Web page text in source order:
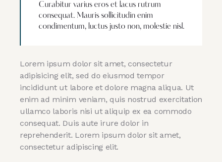
Curabitur varius eros et lacus rutrum
consequat. Mauris sollicitudin enim
condimentum, luctus justo non, molestie nisl.
Lorem ipsum dolor sit amet, consectetur
adipisicing elit, sed do eiusmod tempor
incididunt ut labore et dolore magna aliqua. Ut
enim ad minim veniam, quis nostrud exercitation
ullamco laboris nisi ut aliquip ex ea commodo
consequat. Duis aute irure dolor in
reprehenderit. Lorem ipsum dolor sit amet,
consectetur adipiscing elit.